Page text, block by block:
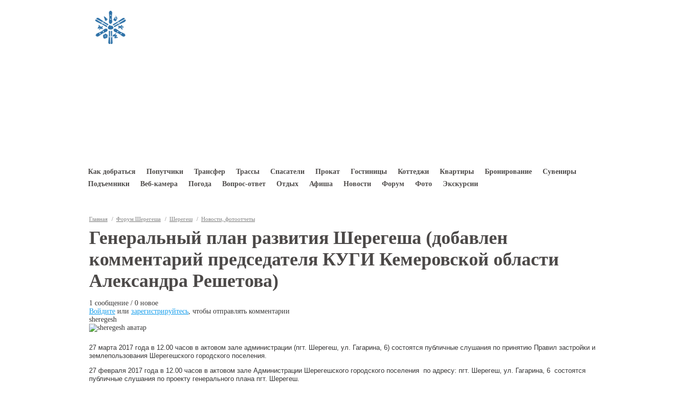
Как добраться Попутчики Трансфер Трассы Спасатели Прокат Гостиницы Коттеджи Квартиры Бронирование
Сувениры
Подъемники
Веб-камера Погода Вопрос-ответ Отдых Афиша Новости Форум Фото Экскурсии
Вы здесь
Главная / Форум Шерегеша / Шерегеш / Новости, фотоотчеты
Генеральный план развития Шерегеша (добавлен
комментарий председателя КУГИ Кемеровской области
Александра Решетова)
1 сообщение / 0 новое
Войдите или зарегистрируйтесь, чтобы отправлять комментарии
sheregesh
27 марта 2017 года в 12.00 часов в актовом зале администрации (пгт. Шерегеш, ул. Гагарина, 6) состоятся публичные слушания по принятию Правил застройки и
землепользования Шерегешского городского поселения.
27 февраля 2017 года в 12.00 часов в актовом зале Администрации Шерегешского городского поселения по адресу: пгт. Шерегеш, ул. Гагарина, 6 состоятся
публичные слушания по проекту генерального плана пгт. Шерегеш.